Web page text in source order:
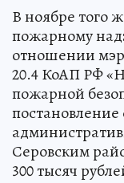
В ноябре того
пожарному
отношении
20.4 КоАП РФ
пожарной
Серовским
300 тысяч